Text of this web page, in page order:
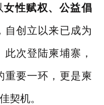
女性赋权、公益倡
自创立以来已成为
次登陆柬埔寨，
重要一环，更是柬
契机。